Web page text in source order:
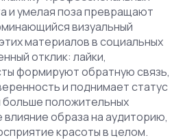
и умелая поза превращают
визуальный
материалов в социальных
отклик: лайки,
формируют обратную связь,
и поднимает статус
положительных
образа на аудиторию,
красоты в целом.